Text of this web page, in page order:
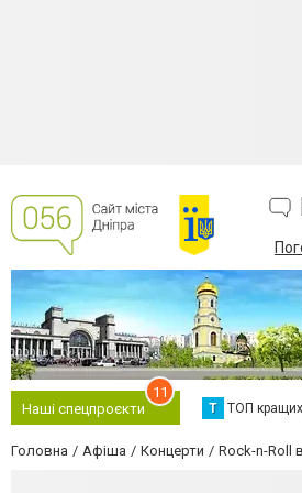
Наші спецпроєкти
11
Т ТОП кращих
Головна Афіша Концерти Rock-n-Roll